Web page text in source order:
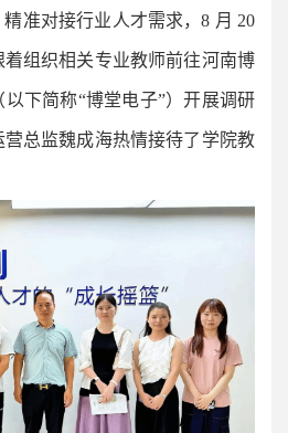
准对接行业人才需求，8 月 20
着组织相关专业教师前往河南博
下简称“博堂电子”）开展调研
总监魏成海热情接待了学院教